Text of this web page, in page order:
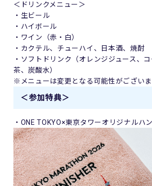
＜ドリンクメニュー＞
・生ビール
・ハイボール
・ワイン（赤・白）
・カクテル、チューハイ、日本酒、焼酎
・ソフトドリンク（オレンジジュース、
茶、炭酸水）
※メニューは変更となる可能性がございま
＜参加特典＞
・ONE TOKYO×東京タワーオリジナルハ